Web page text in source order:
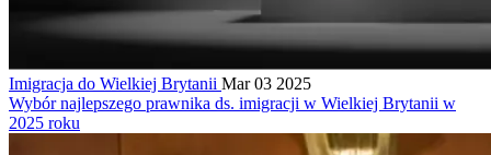
Imigracja do Wielkiej Brytanii Mar 03 2025
Wybór najlepszego prawnika ds. imigracji w Wielkiej Brytanii w
2025 roku